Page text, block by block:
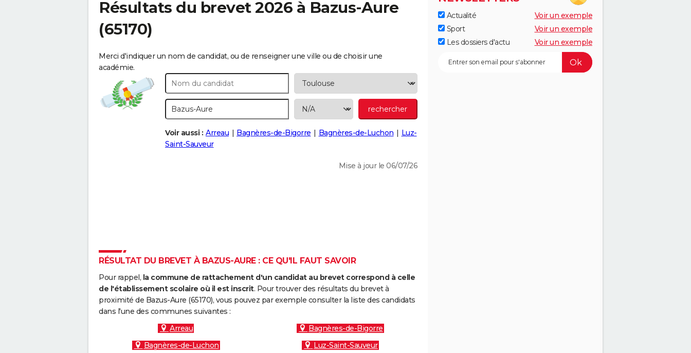
Résultats du brevet 2026 à Bazus-Aure
(65170)
Merci d'indiquer un nom de candidat, ou de renseigner une ville ou de choisir une
académie.
Voir aussi : Arreau Bagnères-de-Bigorre Bagnères-de-Luchon
Luz-
Saint-Sauveur
Mise à jour le 06/07/26
RÉSULTAT DU BREVET À BAZUS-AURE : CE QU'IL FAUT SAVOIR
Pour rappel, la commune de rattachement d'un candidat au brevet correspond à celle
de l'établissement scolaire où il est inscrit. Pour trouver des résultats du brevet à
proximité de Bazus-Aure (65170), vous pouvez par exemple consulter la liste des candidats
dans l'une des communes suivantes :
Arreau
Bagnères-de-Bigorre
Bagnères-de-Luchon
Luz-Saint-Sauveur
Actualité
Voir un exemple
Sport
Voir un exemple
Les dossiers d'actu
Voir un exemple